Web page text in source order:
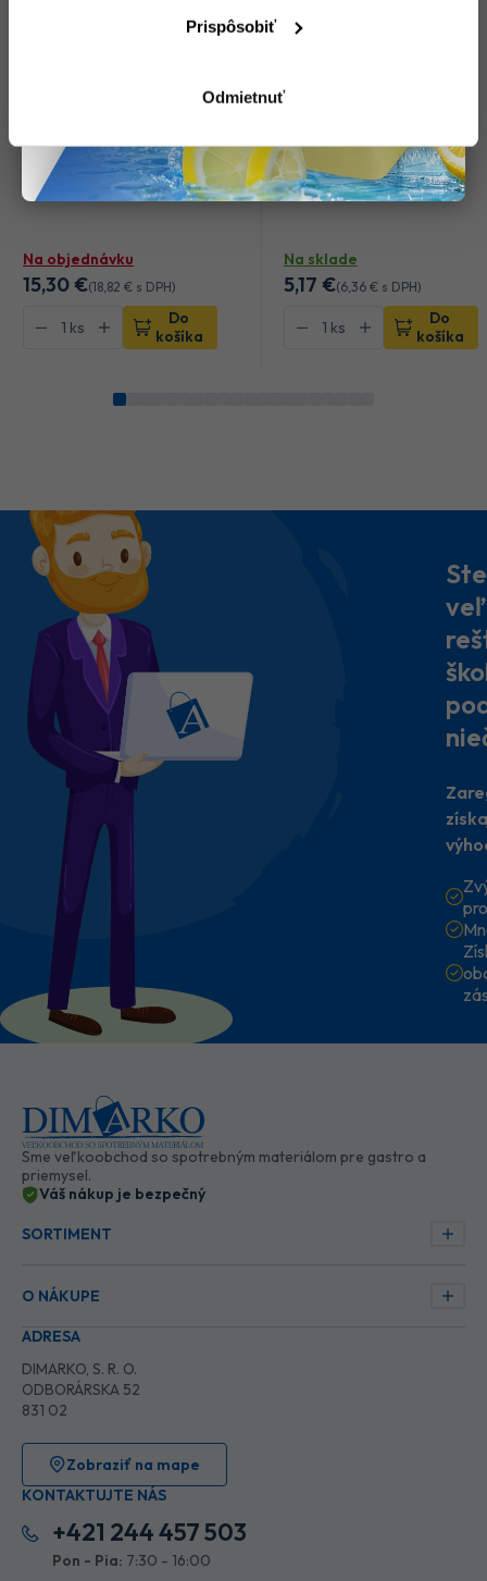
Prispôsobiť
Odmietnuť
Počet bal. v kartóne:5
Kód tovaru: 105907
Na objednávku
15,30 €(18,82 € s DPH)
Do
košíka
CLEAMEN
Počet bal. v kartóne:14
Kód tovaru: 108409
Na sklade
5,17 €(6,36 € s DPH)
Do
košíka
Ste
Sme veľkoobchod so spotrebným materiálom pre gastro a
priemysel.
Váš nákup je bezpečný
SORTIMENT
O NÁKUPE
ADRESA
DIMARKO, S. R. O.
ODBORÁRSKA 52
831 02
Zobraziť na mape
KONTAKTUJTE NÁS
+421 244 457 503
Pon - Pia: 7:30 - 16:00